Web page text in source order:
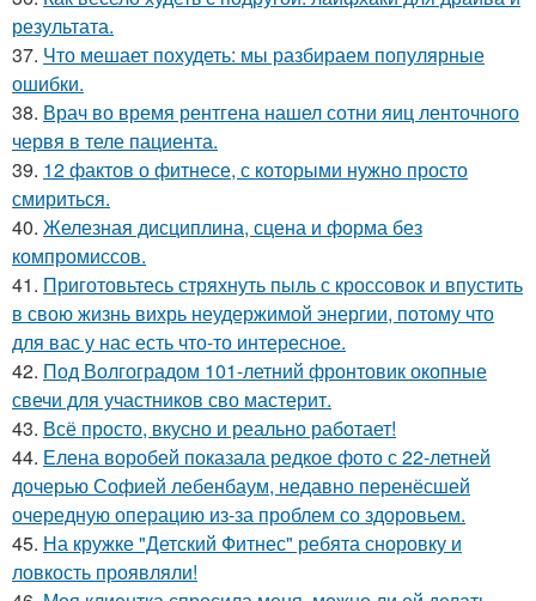
результата.
37. Что мешает похудеть: мы разбираем популярные
ошибки.
38. Врач во время рентгена нашел сотни яиц ленточного
червя в теле пациента.
39. 12 фактов о фитнесе, с которыми нужно просто
смириться.
40. Железная дисциплина, сцена и форма без
компромиссов.
41. Приготовьтесь стряхнуть пыль с кроссовок и впустить
в свою жизнь вихрь неудержимой энергии, потому что
для вас у нас есть что-то интересное.
42. Под Волгоградом 101-летний фронтовик окопные
свечи для участников сво мастерит.
43. Всё просто, вкусно и реально работает!
44. Елена воробей показала редкое фото с 22-летней
дочерью Софией лебенбаум, недавно перенёсшей
очередную операцию из-за проблем со здоровьем.
45. На кружке "Детский Фитнес" ребята сноровку и
ловкость проявляли!